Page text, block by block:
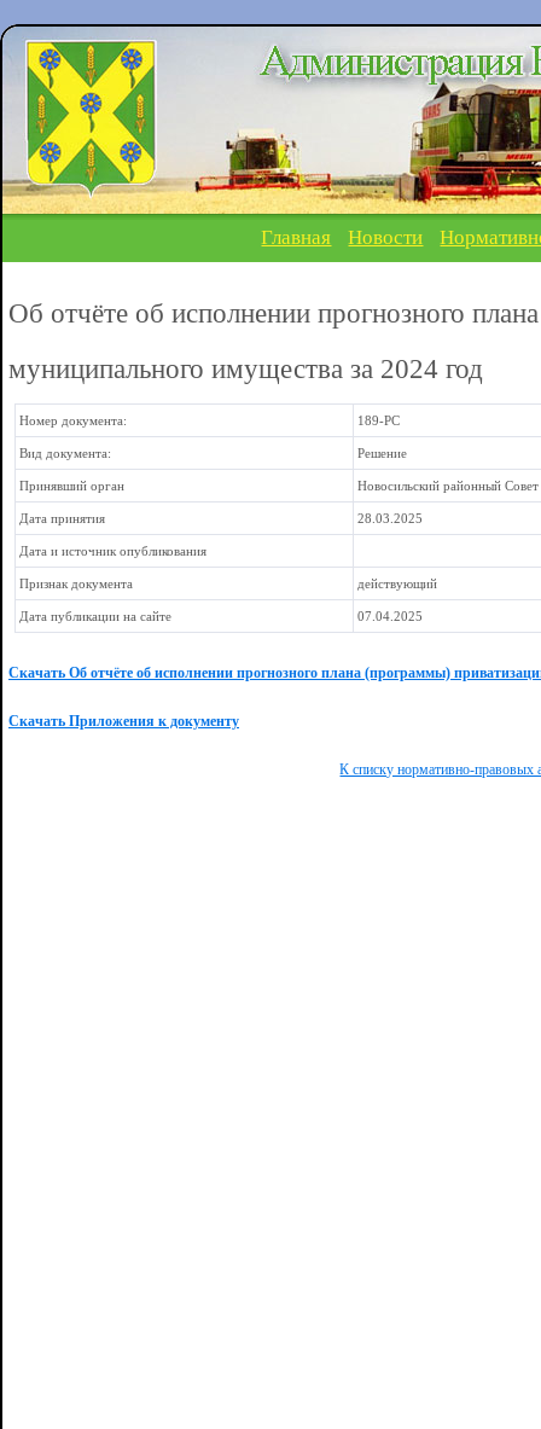
Главная Новости
Об отчёте об исполнении прогнозного
муниципального имущества за 2024 год
Номер документа: 189-РС
Вид документа: Решение
Принявший орган Новосильский районный
Дата принятия 28.03.2025
Дата и источник опубликования
Признак документа действующий
Дата публикации на сайте 07.04.2025
Скачать Об отчёте об исполнении прогнозного плана (программы)
Скачать Приложения к документу
К списку нормативно-правовых